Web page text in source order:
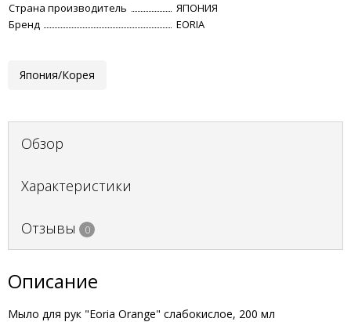
Страна производитель
ЯПОНИЯ
Бренд
EORIA
Япония/Корея
Обзор
Характеристики
Отзывы 0
Описание
Мыло для рук "Eoria Orange" слабокислое, 200 мл